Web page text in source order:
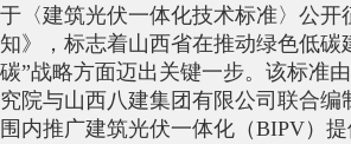
于〈建筑光伏一体化技术标准〉公开
知》，标志着山西省在推动绿色低碳
碳”战略方面迈出关键一步。该标准
究院与山西八建集团有限公司联合编
围内推广建筑光伏一体化（BIPV）